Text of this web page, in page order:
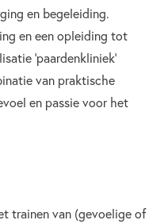
en begeleiding.
en een opleiding tot
‘paardenkliniek’
van praktische
en passie voor het
trainen van (gevoelige of